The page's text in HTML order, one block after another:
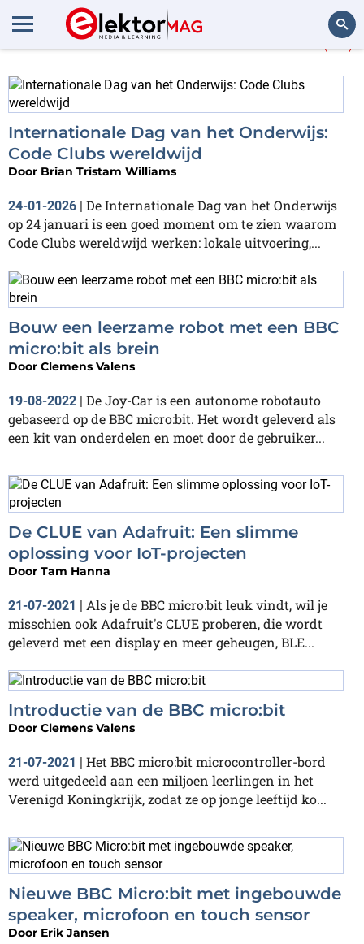
Meer overBBC micro:bit (16)
Internationale Dag van het Onderwijs:
Code Clubs wereldwijd
Door Brian Tristam Williams
24-01-2026 | De Internationale Dag van het Onderwijs
op 24 januari is een goed moment om te zien waarom
Code Clubs wereldwijd werken: lokale uitvoering,...
Bouw een leerzame robot met een BBC
micro:bit als brein
Door Clemens Valens
19-08-2022 | De Joy-Car is een autonome robotauto
gebaseerd op de BBC micro:bit. Het wordt geleverd als
een kit van onderdelen en moet door de gebruiker...
De CLUE van Adafruit: Een slimme
oplossing voor IoT-projecten
Door Tam Hanna
21-07-2021 | Als je de BBC micro:bit leuk vindt, wil je
misschien ook Adafruit's CLUE proberen, die wordt
geleverd met een display en meer geheugen, BLE...
Introductie van de BBC micro:bit
Door Clemens Valens
21-07-2021 | Het BBC micro:bit microcontroller-bord
werd uitgedeeld aan een miljoen leerlingen in het
Verenigd Koningkrijk, zodat ze op jonge leeftijd ko...
Nieuwe BBC Micro:bit met ingebouwde
speaker, microfoon en touch sensor
Door Erik Jansen